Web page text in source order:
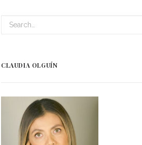
CLAUDIA OLGUÍN